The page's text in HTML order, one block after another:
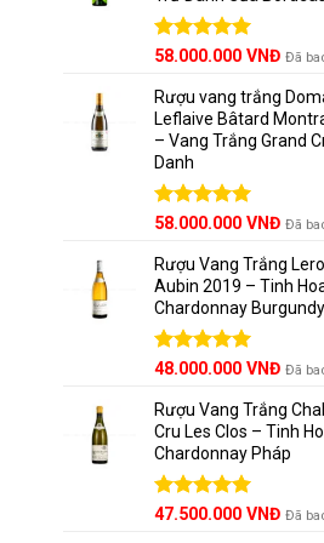
Được xếp
5 sao
58.000.000 VNĐ Đã
Rượu vang trắng
Leflaive Bâtard
– Vang Trắng Grand
Danh
Được xếp
5 sao
58.000.000 VNĐ Đã
Rượu Vang Trắng
Aubin 2019 – Tinh
Chardonnay Burgundy
Được xếp
5 sao
48.000.000 VNĐ Đã
Rượu Vang Trắng
Cru Les Clos – Tinh
Chardonnay Pháp
Được xếp
47.500.000 VNĐ Đã